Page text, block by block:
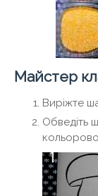
Майстер
Виріжте
Обведіть